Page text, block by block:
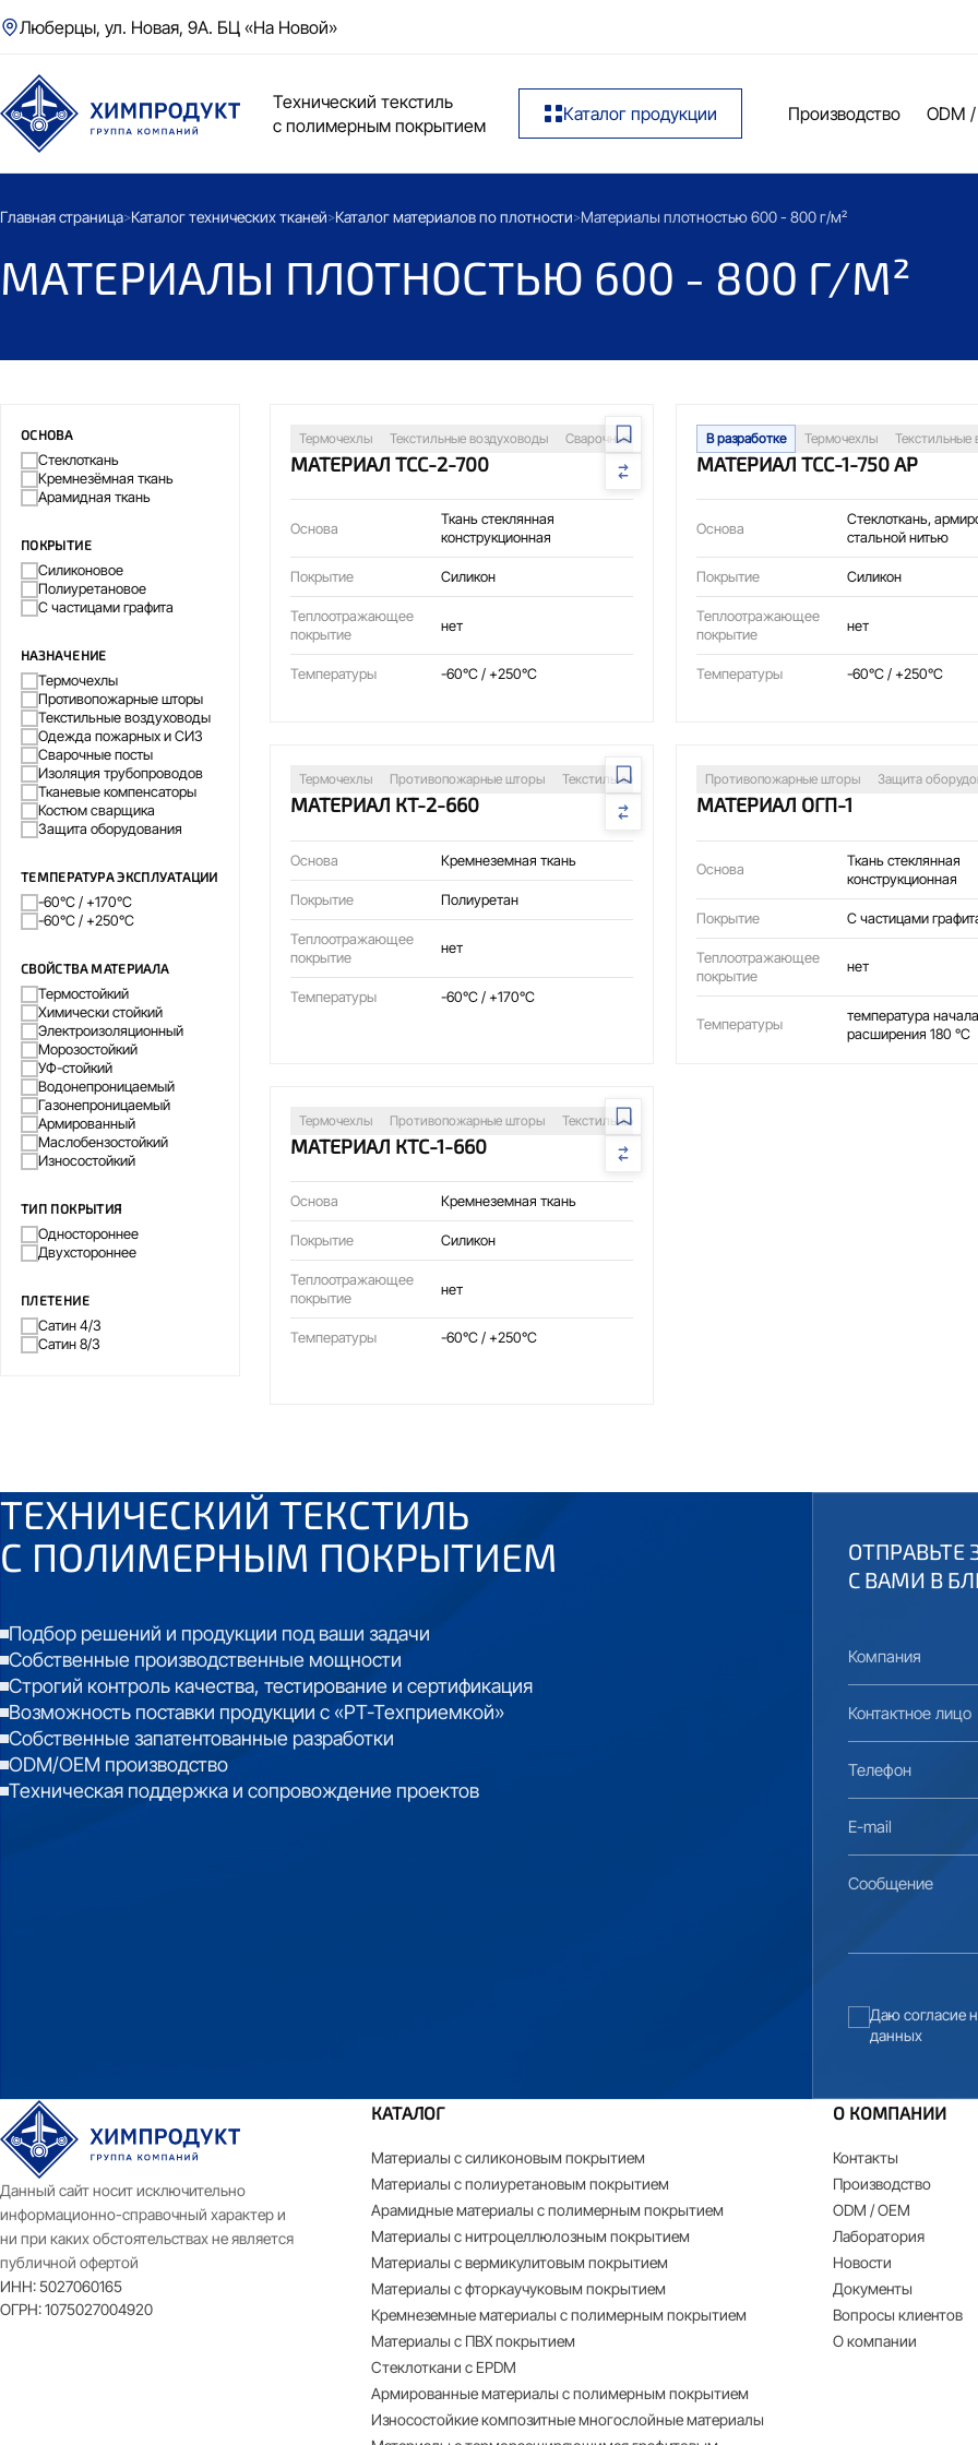
Люберцы, ул. Новая, 9А. БЦ «На Новой»
Технический текстиль
с полимерным покрытием
Каталог продукции Производство ODM
Главная страница>Каталог технических тканей>Каталог материалов по плотности>Материалы плотностью 600 - 800 г/м²
МАТЕРИАЛЫ ПЛОТНОСТЬЮ 600 - 800 Г/М²
ОСНОВА
Стеклоткань
Кремнезёмная ткань
Арамидная ткань
ПОКРЫТИЕ
Силиконовое
Полиуретановое
С частицами графита
НАЗНАЧЕНИЕ
Термочехлы
Противопожарные шторы
Текстильные воздуховоды
Одежда пожарных и СИЗ
Сварочные посты
Изоляция трубопроводов
Тканевые компенсаторы
Костюм сварщика
Защита оборудования
ТЕМПЕРАТУРА ЭКСПЛУАТАЦИИ
-60°C / +170°C
-60°C / +250°C
СВОЙСТВА МАТЕРИАЛА
Термостойкий
Химически стойкий
Электроизоляционный
Морозостойкий
УФ-стойкий
Водонепроницаемый
Газонепроницаемый
Армированный
Маслобензостойкий
Износостойкий
ТИП ПОКРЫТИЯ
Одностороннее
Двухстороннее
ПЛЕТЕНИЕ
Сатин 4/3
Сатин 8/3
Термочехлы Текстильные воздуховоды Сварочные посты Изоляция трубопроводов Тканевые
МАТЕРИАЛ ТСС-2-700
Основа
Ткань стеклянная
конструкционная
Покрытие Силикон
Теплоотражающее
покрытие
нет
Температуры -60°C / +250°C
В разработке Термочехлы Текстильные
МАТЕРИАЛ ТСС-1-750 АР
Основа
Стеклоткань,
стальной нитью
Покрытие Силикон
Теплоотражающее
покрытие
нет
Температуры -60°C / +250°C
Термочехлы Противопожарные шторы Текстильные воздуховоды Сварочные посты Защита
МАТЕРИАЛ КТ-2-660
Основа Кремнеземная ткань
Покрытие Полиуретан
Теплоотражающее
покрытие
нет
Температуры -60°C / +170°C
Противопожарные шторы Защита
МАТЕРИАЛ ОГП-1
Основа
Ткань стеклянная
конструкционная
Покрытие С частицами
Теплоотражающее
покрытие
нет
Температуры
температура начала
расширения 180 °С
Термочехлы Противопожарные шторы Текстильные воздуховоды
МАТЕРИАЛ КТС-1-660
Основа Кремнеземная ткань
Покрытие Силикон
Теплоотражающее
покрытие
нет
Температуры -60°C / +250°C
ТЕХНИЧЕСКИЙ ТЕКСТИЛЬ
С ПОЛИМЕРНЫМ ПОКРЫТИЕМ
Подбор решений и продукции под ваши задачи
Собственные производственные мощности
Строгий контроль качества, тестирование и сертификация
Возможность поставки продукции с «РТ-Техприемкой»
Собственные запатентованные разработки
ODM/OEM производство
Техническая поддержка и сопровождение проектов
ОТПРАВЬТЕ
С ВАМИ В
Даю согласие
данных
Данный сайт носит исключительно
информационно-справочный характер и
ни при каких обстоятельствах не является
публичной офертой
ИНН: 5027060165
ОГРН:1075027004920
КАТАЛОГ
Материалы с силиконовым покрытием
Материалы с полиуретановым покрытием
Арамидные материалы с полимерным покрытием
Материалы с нитроцеллюлозным покрытием
Материалы с вермикулитовым покрытием
Материалы с фторкаучуковым покрытием
Кремнеземные материалы с полимерным покрытием
Материалы с ПВХ покрытием
Стеклоткани с EPDM
Армированные материалы с полимерным покрытием
Износостойкие композитные многослойные материалы
О КОМПАНИИ
Контакты
Производство
ODM / OEM
Лаборатория
Новости
Документы
Вопросы клиентов
О компании